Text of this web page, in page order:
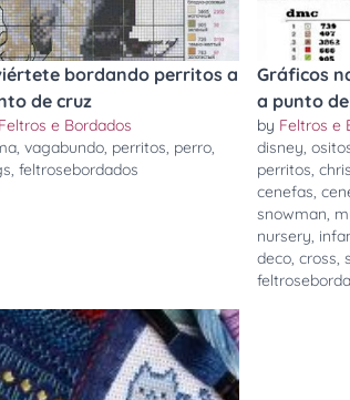
bordando perritos a
de cruz
Feltros e Bordados
,vagabundo, perritos, perro,
,feltrosebordados
Gráficos
a punto
by Feltros e
disney,
perritos,
cenefas,
snowman,
nursery,
deco,cross,